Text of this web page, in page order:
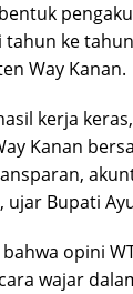
ke
Way Kanan.
kerja
Kanan
ujar Bupati
opini
wajar